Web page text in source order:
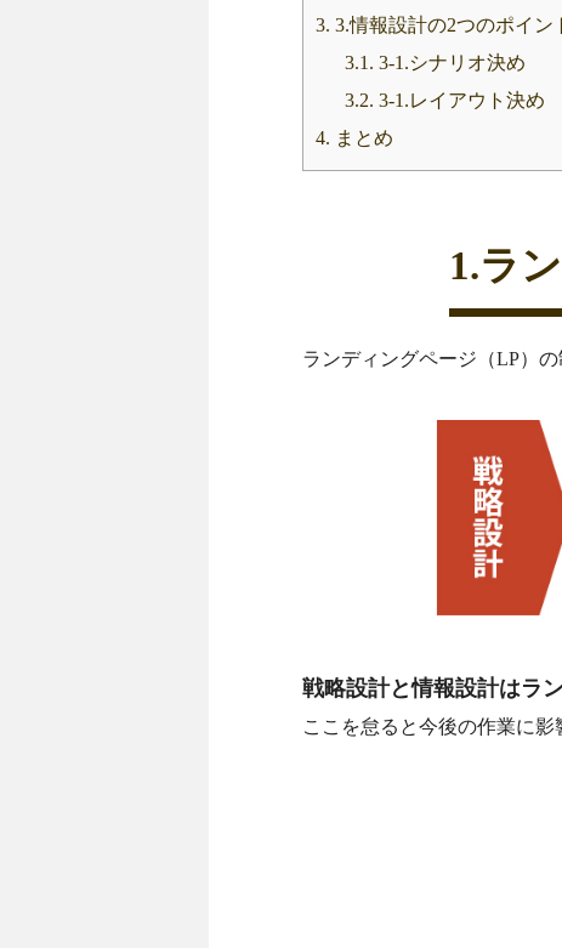
3. 3.情報設計の2つのポイン
3.1. 3-1.シナリオ決め
3.2. 3-1.レイアウト決め
4. まとめ
1.ラ
ランディングページ（LP）
戦略設計と情報設計はラ
ここを怠ると今後の作業に